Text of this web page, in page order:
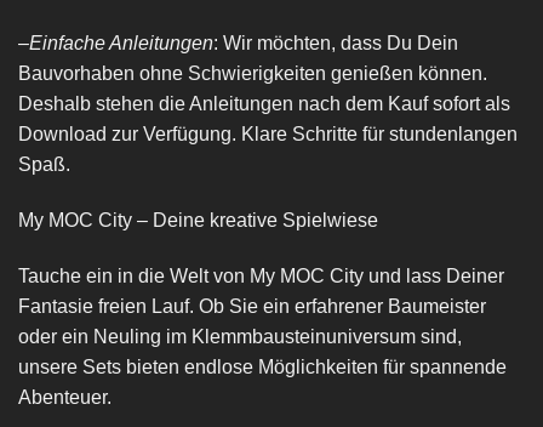
–Einfache Anleitungen: Wir möchten, dass Du Dein
Bauvorhaben ohne Schwierigkeiten genießen können.
Deshalb stehen die Anleitungen nach dem Kauf sofort als
Download zur Verfügung. Klare Schritte für stundenlangen
Spaß.
My MOC City – Deine kreative Spielwiese
Tauche ein in die Welt von My MOC City und lass Deiner
Fantasie freien Lauf. Ob Sie ein erfahrener Baumeister
oder ein Neuling im Klemmbausteinuniversum sind,
unsere Sets bieten endlose Möglichkeiten für spannende
Abenteuer.